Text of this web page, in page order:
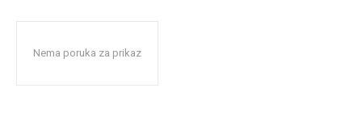
Nema poruka za prikaz